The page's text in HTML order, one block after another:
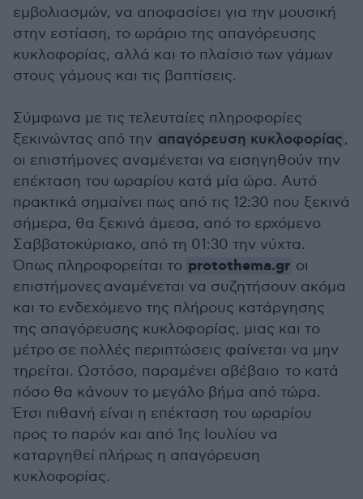
εμβολιασμών, να αποφασίσει για την μουσική
στην εστίαση, το ωράριο της απαγόρευσης
κυκλοφορίας, αλλά και το πλαίσιο των γάμων
στους γάμους και τις βαπτίσεις.
Σύμφωνα με τις τελευταίες πληροφορίες
ξεκινώντας από την απαγόρευση κυκλοφορίας,
οι επιστήμονες αναμένεται να εισηγηθούν την
επέκταση του ωραρίου κατά μία ώρα. Αυτό
πρακτικά σημαίνει πως από τις 12:30 που ξεκινά
σήμερα, θα ξεκινά άμεσα, από το ερχόμενο
Σαββατοκύριακο, από τη 01:30 την νύχτα.
Όπως πληροφορείται το protothema.gr οι
επιστήμονες αναμένεται να συζητήσουν ακόμα
και το ενδεχόμενο της πλήρους κατάργησης
της απαγόρευσης κυκλοφορίας, μιας και το
μέτρο σε πολλές περιπτώσεις φαίνεται να μην
τηρείται. Ωστόσο, παραμένει αβέβαιο το κατά
πόσο θα κάνουν το μεγάλο βήμα από τώρα.
Έτσι πιθανή είναι η επέκταση του ωραρίου
προς το παρόν και από 1ης Ιουλίου να
καταργηθεί πλήρως η απαγόρευση
κυκλοφορίας.